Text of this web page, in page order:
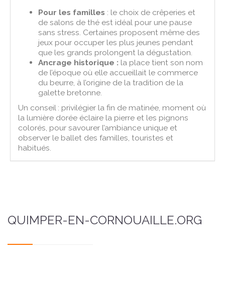
Pour les familles : le choix de crêperies et
de salons de thé est idéal pour une pause
sans stress. Certaines proposent même des
jeux pour occuper les plus jeunes pendant
que les grands prolongent la dégustation.
Ancrage historique : la place tient son nom
de l’époque où elle accueillait le commerce
du beurre, à l’origine de la tradition de la
galette bretonne.
Un conseil : privilégier la fin de matinée, moment où
la lumière dorée éclaire la pierre et les pignons
colorés, pour savourer l’ambiance unique et
observer le ballet des familles, touristes et
habitués.
QUIMPER-EN-CORNOUAILLE.ORG